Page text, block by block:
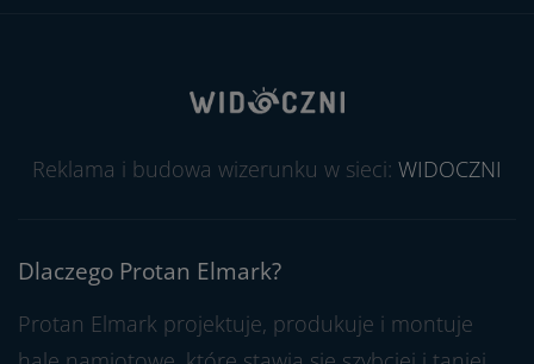
Reklama i budowa wizerunku w sieci: WIDOCZNI
Dlaczego Protan Elmark?
Protan Elmark projektuje, produkuje i montuje